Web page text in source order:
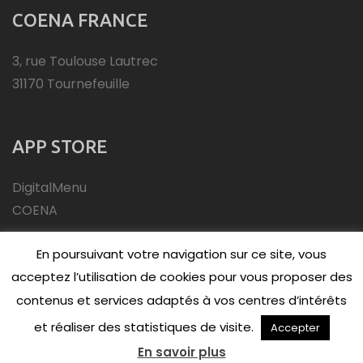
COENA FRANCE
3, rue Toulouse Lautrec
31170 Tournefeuille
APP STORE
DigitalMenu
COENA
(C)Copyright 2026 - COENA
En poursuivant votre navigation sur ce site, vous
acceptez l’utilisation de cookies pour vous proposer des
contenus et services adaptés à vos centres d’intérêts
et réaliser des statistiques de visite.
Accepter
En savoir plus